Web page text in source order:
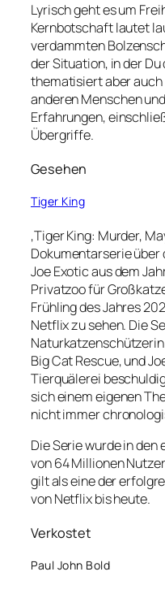
Lyrisch geht es um
Kernbotschaft lautet
verdammten
der Situation, in der
thematisiert aber
anderen Menschen
Erfahrungen,
Übergriffe.
Gesehen
Tiger King
‚Tiger King: Murder,
Dokumentarserie über
Joe Exotic aus dem
Privatzoo für
Frühling des Jahres
Netflix zu sehen. Die
Big Cat Rescue, und
Tierquälerei
sich einem eigenen
nicht immer
Die Serie wurde in
von 64 Millionen
gilt als eine der
von Netflix bis heute.
Verkostet
Paul John Bold